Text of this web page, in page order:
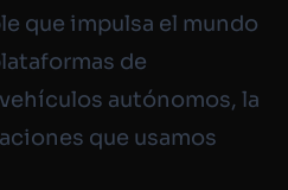
que impulsa el mundo
de
autónomos, la
que usamos